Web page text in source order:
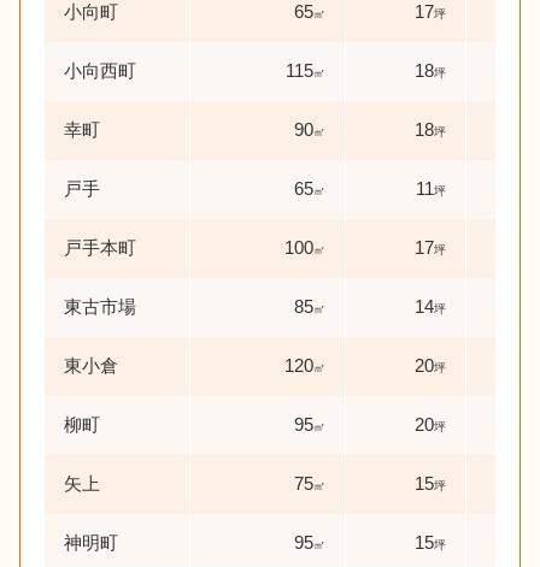
小向町 65㎡ 17坪
小向西町 115㎡ 18坪
幸町 90㎡ 18坪
戸手 65㎡ 11坪
戸手本町 100㎡ 17坪
東古市場 85㎡ 14坪
東小倉 120㎡ 20坪
柳町 95㎡ 20坪
矢上 75㎡ 15坪
神明町 95㎡ 15坪